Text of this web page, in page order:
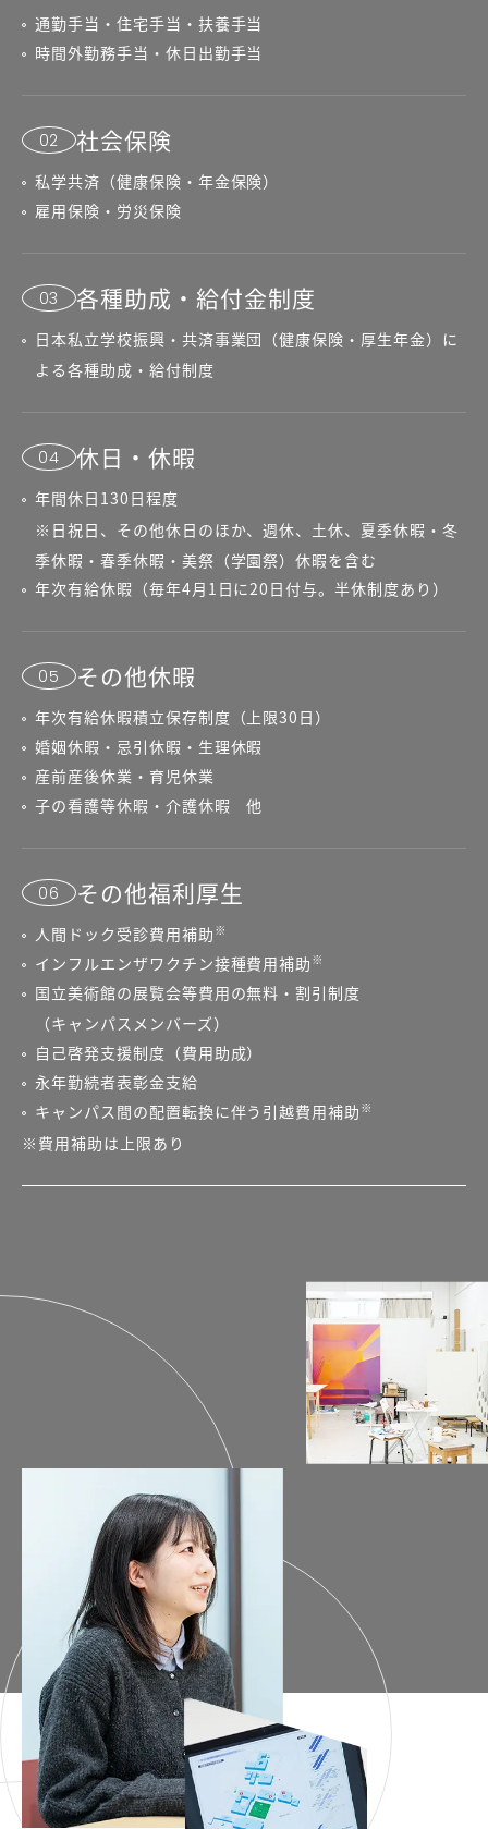
通勤手当・住宅手当・扶養手当
時間外勤務手当・休日出勤手当
02 社会保険
私学共済（健康保険・年金保険）
雇用保険・労災保険
03 各種助成・給付金制度
日本私立学校振興・共済事業団（健康保険・厚生年金）に
よる各種助成・給付制度
04 休日・休暇
年間休日130日程度
※日祝日、その他休日のほか、週休、土休、夏季休暇・冬
季休暇・春季休暇・美祭（学園祭）休暇を含む
年次有給休暇（毎年4月1日に20日付与。半休制度あり）
05 その他休暇
年次有給休暇積立保存制度（上限30日）
婚姻休暇・忌引休暇・生理休暇
産前産後休業・育児休業
子の看護等休暇・介護休暇 他
06 その他福利厚生
人間ドック受診費用補助 ※
インフルエンザワクチン接種費用補助 ※
国立美術館の展覧会等費用の無料・割引制度
（キャンパスメンバーズ）
自己啓発支援制度（費用助成）
永年勤続者表彰金支給
キャンパス間の配置転換に伴う引越費用補助 ※
※費用補助は上限あり